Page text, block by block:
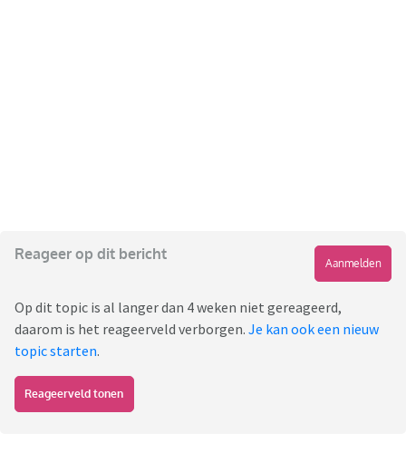
Reageer op dit bericht
Aanmelden
Op dit topic is al langer dan 4 weken niet gereageerd,
daarom is het reageerveld verborgen. Je kan ook een nieuw
topic starten.
Reageerveld tonen